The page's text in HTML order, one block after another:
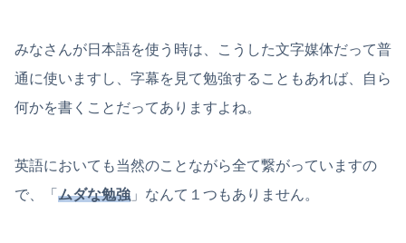
みなさんが日本語を使う時は、こうした文字媒体だって普
通に使いますし、字幕を見て勉強することもあれば、自ら
何かを書くことだってありますよね。
英語においても当然のことながら全て繋がっていますの
で、「 ムダな勉強 」なんて１つもありません。